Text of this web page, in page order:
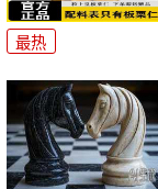
最热